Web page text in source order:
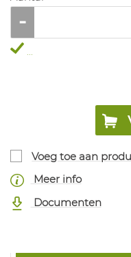
...
Voeg toe aan
Meer info
Documenten